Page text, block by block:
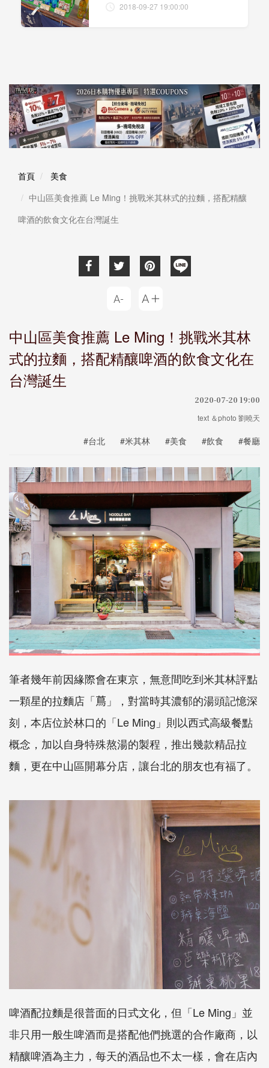
2018-09-27 19:00:00
首頁
美食
中山區美食推薦 Le Ming！挑戰米其林式的拉麵，搭配精釀
啤酒的飲食文化在台灣誕生
中山區美食推薦 Le Ming！挑戰米其林
式的拉麵，搭配精釀啤酒的飲食文化在
台灣誕生
2020-07-20 19:00
text ＆photo 劉曉天
#台北 #米其林 #美食 #飲食 #餐廳
筆者幾年前因緣際會在東京，無意間吃到米其林評點
一顆星的拉麵店「蔦 」，對當時其濃郁的湯頭記憶深
刻，本店位於林口的「Le Ming 」則以西式高級餐點
概念，加以自身特殊熬湯的製程，推出幾款精品拉
麵，更在中山區開幕分店，讓台北的朋友也有福了。
啤酒配拉麵是很普面的日式文化，但「Le Ming 」並
非只用一般生啤酒而是搭配他們挑選的合作廠商，以
精釀啤酒為主力，每天的酒品也不太一樣，會在店內